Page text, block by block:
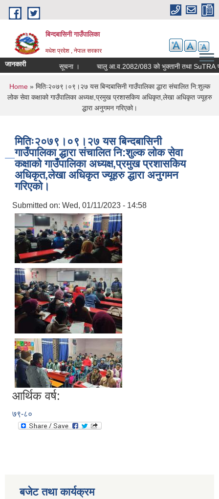
Skip to main content
बिन्दबासिनी गाउँपालिका
मधेश प्रदेश , नेपाल सरकार
जानकारी सूचना । चालु
You are here
Home» मितिः२०७९।०९।२७ यस बिन्दबासिनी गाउँपालिका द्धारा संचालित नि:शुल्क
लोक सेवा कक्षाको गाउँपालिका अध्यक्ष,प्रमुख प्रशासकिय अधिकृत,लेखा अधिकृत ज्यूहरु
द्धारा अनुगमन गरिएको।
मितिः२०७९।०९।२७ यस बिन्दबासिनी
गाउँपालिका द्धारा संचालित नि:शुल्क लोक सेवा
कक्षाको गाउँपालिका अध्यक्ष,प्रमुख प्रशासकिय
अधिकृत,लेखा अधिकृत ज्यूहरु द्धारा अनुगमन
गरिएको।
Submitted on: Wed, 01/11/2023 - 14:58
आर्थिक वर्ष:
७९-८०
बजेट तथा कार्यक्रम